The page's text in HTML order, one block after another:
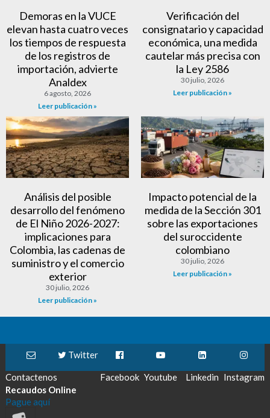
Demoras en la VUCE
elevan hasta cuatro veces
los tiempos de respuesta
de los registros de
importación, advierte
Analdex
6 agosto, 2026
Leer publicación »
Verificación del
consignatario y capacidad
económica, una medida
cautelar más precisa con
la Ley 2586
30 julio, 2026
Leer publicación »
Análisis del posible
desarrollo del fenómeno
de El Niño 2026-2027:
implicaciones para
Colombia, las cadenas de
suministro y el comercio
exterior
30 julio, 2026
Leer publicación »
Impacto potencial de la
medida de la Sección 301
sobre las exportaciones
del suroccidente
colombiano
30 julio, 2026
Leer publicación »
Contactenos
Twitter
Facebook Youtube Linkedin Instagram
Recaudos Online
Pague aquí